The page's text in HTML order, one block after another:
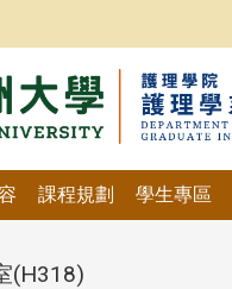
課程規劃 學生專區
(H318)